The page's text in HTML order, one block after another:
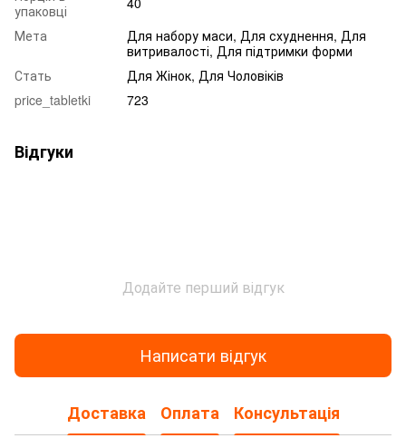
упаковці
Мета
Для набору маси, Для схуднення, Для
витривалості, Для підтримки форми
Стать
Для Жінок, Для Чоловіків
price_tabletki
723
Відгуки
Додайте перший відгук
Написати відгук
Доставка Оплата Консультація